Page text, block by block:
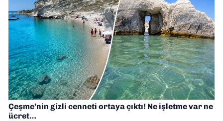
Çeşme’nin gizli cenneti ortaya çıktı! Ne işletme var ne
ücret…